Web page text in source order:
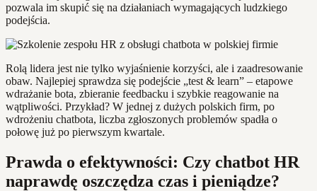
pozwala im skupić się na działaniach wymagających ludzkiego
podejścia.
Rolą lidera jest nie tylko wyjaśnienie korzyści, ale i zaadresowanie
obaw. Najlepiej sprawdza się podejście „test & learn” – etapowe
wdrażanie bota, zbieranie feedbacku i szybkie reagowanie na
wątpliwości. Przykład? W jednej z dużych polskich firm, po
wdrożeniu chatbota, liczba zgłoszonych problemów spadła o
połowę już po pierwszym kwartale.
Prawda o efektywności: Czy chatbot HR
naprawdę oszczędza czas i pieniądze?